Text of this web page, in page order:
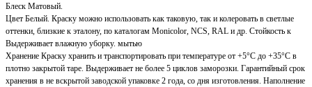
Блеск Матовый.
Цвет Белый. Краску можно использовать как таковую, так и колеровать в светлые
оттенки, близкие к эталону, по каталогам Monicolor, NCS, RAL и др. Стойкость к
Выдерживает влажную уборку. мытью
Хранение Краску хранить и транспортировать при температуре от +5°С до +35°С в
плотно закрытой таре. Выдерживает не более 5 циклов заморозки. Гарантийный срок
хранения в не вскрытой заводской упаковке 2 года, со дня изготовления. Наполнение